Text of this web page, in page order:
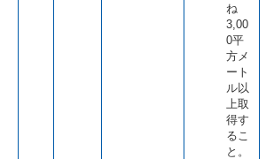
ね
3,00
0平
方メ
ート
ル以
上取
得す
るこ
と。